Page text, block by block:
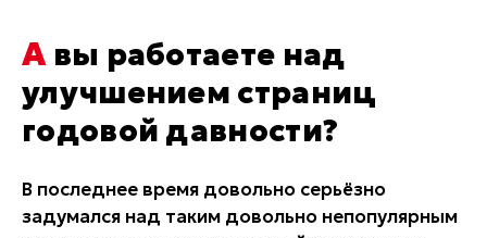
Отдельный вход \ Левый торец здания
info@lred.ru
А вы работаете над
улучшением страниц
годовой давности?
В последнее время довольно серьёзно
задумался над таким довольно непопулярным